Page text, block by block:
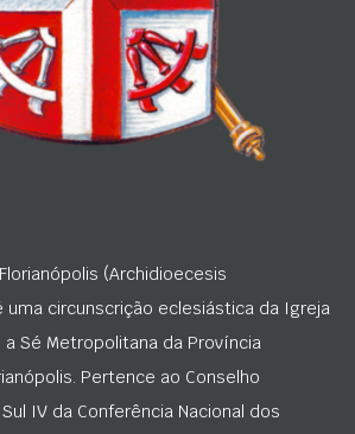
(Archidioecesis
uma circunscrição eclesiástica da Igreja
a Sé Metropolitana da Província
Pertence ao Conselho
IV da Conferência Nacional dos